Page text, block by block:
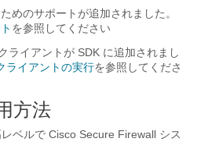
めのサポートが追加されました。
を参照してください
ライアントが SDK に追加されまし
ライアントの実行を参照してくださ
方法
ベルで Cisco Secure Firewall シス